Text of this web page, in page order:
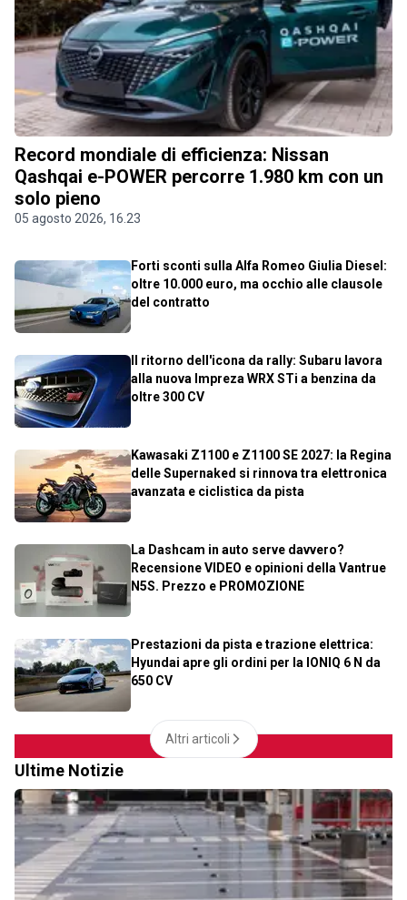
Record mondiale di efficienza: Nissan
Qashqai e-POWER percorre 1.980 km con un
solo pieno
05 agosto 2026, 16.23
Forti sconti sulla Alfa Romeo Giulia Diesel:
oltre 10.000 euro, ma occhio alle clausole
del contratto
Il ritorno dell'icona da rally: Subaru lavora
alla nuova Impreza WRX STi a benzina da
oltre 300 CV
Kawasaki Z1100 e Z1100 SE 2027: la Regina
delle Supernaked si rinnova tra elettronica
avanzata e ciclistica da pista
La Dashcam in auto serve davvero?
Recensione VIDEO e opinioni della Vantrue
N5S. Prezzo e PROMOZIONE
Prestazioni da pista e trazione elettrica:
Hyundai apre gli ordini per la IONIQ 6 N da
650 CV
Altri articoli
Ultime Notizie